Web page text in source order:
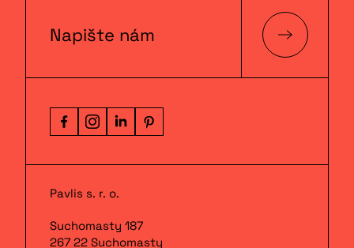
Pavlis s. r. o.
Suchomasty 187
267 22 Suchomasty
Napište nám